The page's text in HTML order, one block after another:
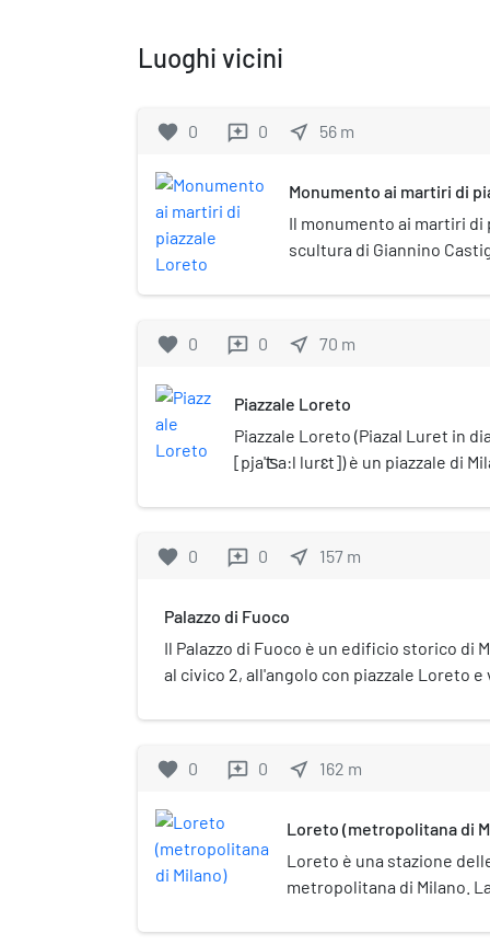
Luoghi vicini
favorite 0 reviews 0 near_me 56 m
Monumento ai martiri di
Il monumento ai martiri di
scultura di Giannino
favorite 0 reviews 0 near_me 70 m
Piazzale Loreto
Piazzale Loreto (Piazal Luret in
[pja'ʦa:l lurɛt]) è un piazzale di
3) e all'inizio di viale Monza e di
viabilità cittadina ed è sede di
favorite 0 reviews 0 near_me 157 m
Palazzo di Fuoco
Il Palazzo di Fuoco è un edificio storico di
al civico 2, all'angolo con piazzale Loreto e
favorite 0 reviews 0 near_me 162 m
Loreto (metropolitana di
Loreto è una stazione
metropolitana di Milano.
Lotto, della linea M1 della